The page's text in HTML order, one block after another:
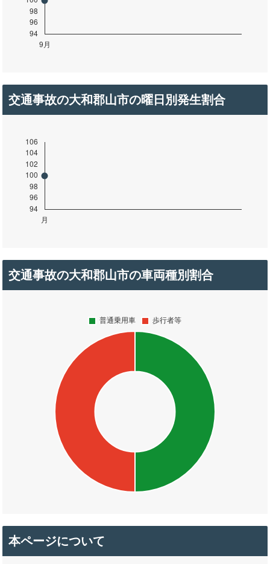
交通事故の大和郡山市の曜日別発生割合
交通事故の大和郡山市の車両種別割合
本ページについて